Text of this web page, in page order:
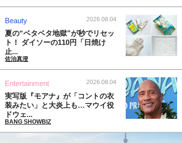
Beauty 2026.08.04
夏の“ベタベタ地獄”が秒でリセッ
ト！ ダイソーの110円「日焼け
止...
佐治真澄
Entertainment 2026.08.04
実写版『モアナ』が「コントの衣
装みたい」と大炎上も…マウイ役
ドウェ...
BANG SHOWBIZ